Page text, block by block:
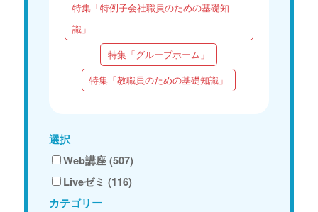
特集「特例子会社職員のための基礎知
識」
特集「グループホーム」
特集「教職員のための基礎知識」
選択
Web講座 (507)
Liveゼミ (116)
カテゴリー